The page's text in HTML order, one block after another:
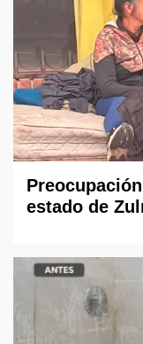
estado de